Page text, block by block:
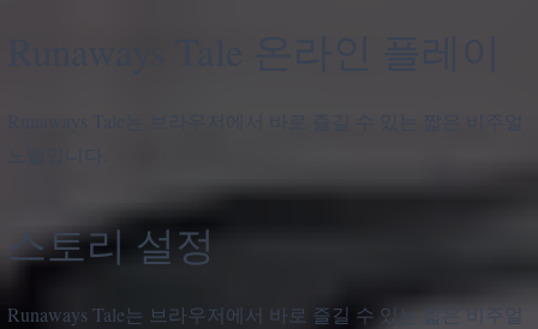
스토리 설정
Runaways Tale는 브라우저에서 바로 즐길 수 있는 짧은 비주얼